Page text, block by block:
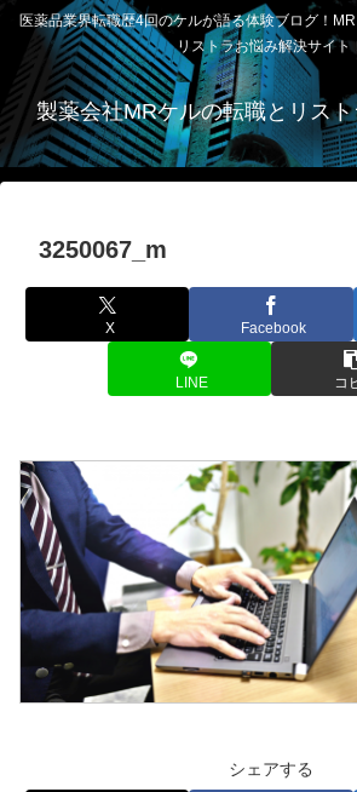
医薬品業界転職歴4回のケルが語る体験ブログ！
リストラお悩み解決サイト
製薬会社MRケルの転職とリス
3250067_m
X Facebook
LINE コ
シェアする